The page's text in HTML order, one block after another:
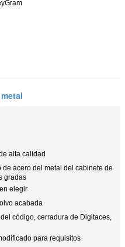
alta calidad
acero del metal del cabinete de
gradas
elegir
acabada
código, cerradura de Digitaces,
para requisitos